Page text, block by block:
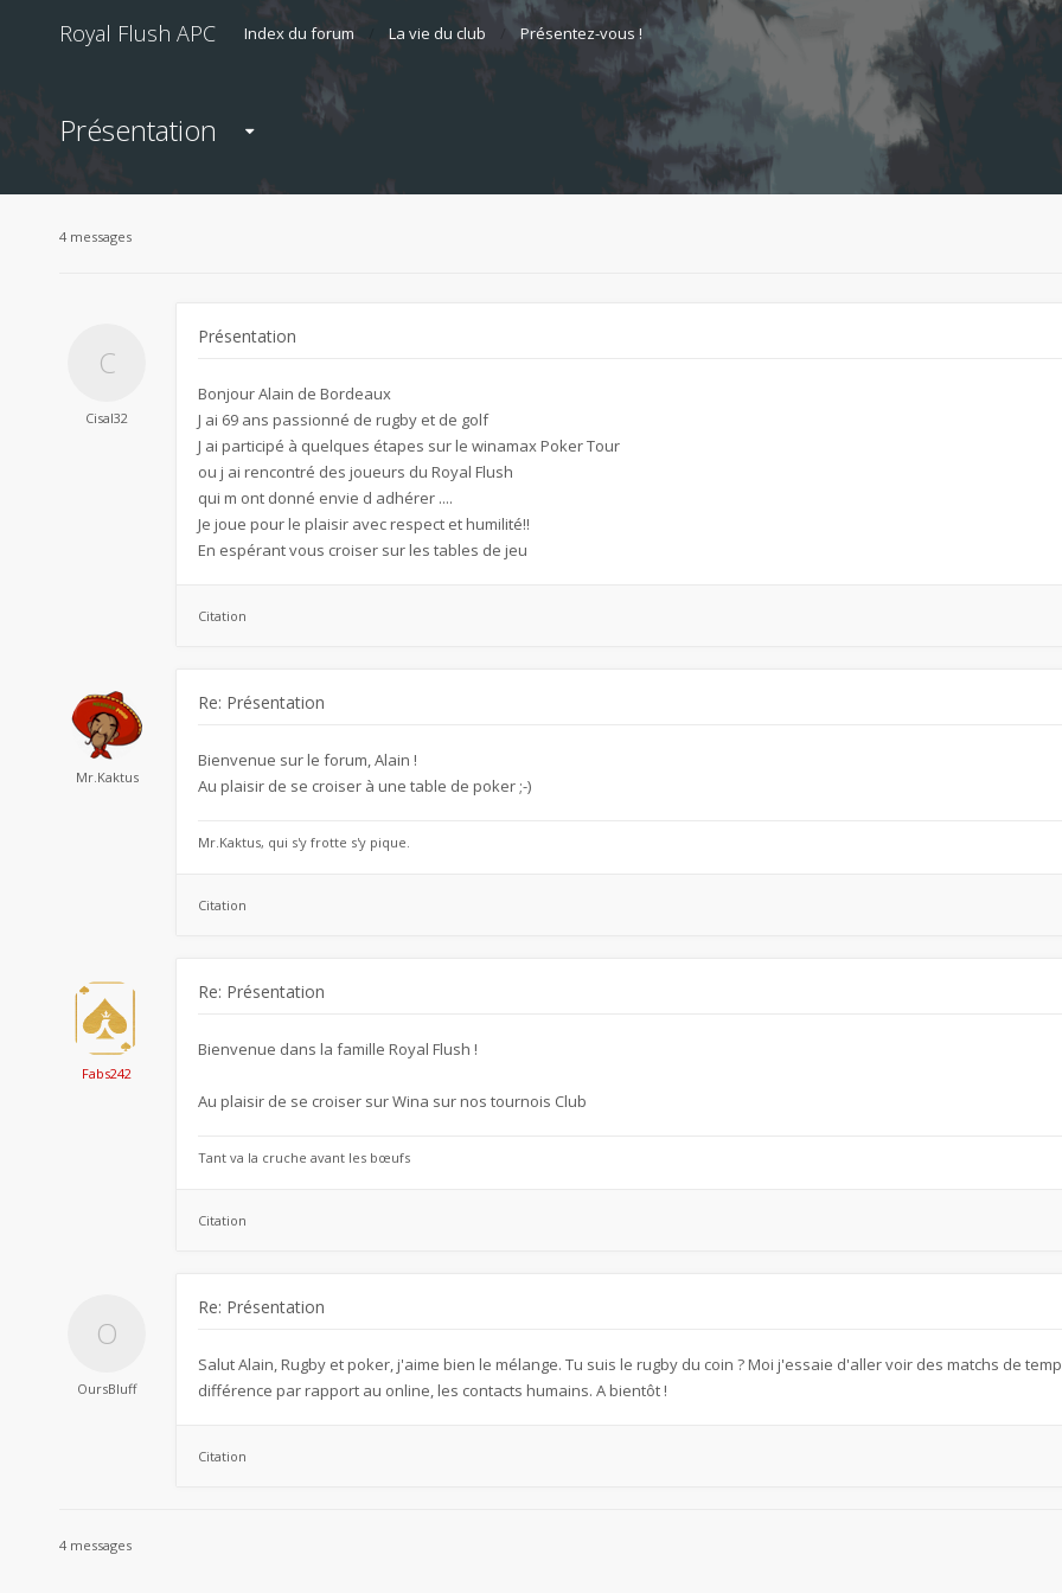
Royal Flush APC Index du forum La vie du club Présentez-vous !
Présentation
4 messages
Cisal32
Présentation
Bonjour Alain de Bordeaux
J ai 69 ans passionné de rugby et de golf
J ai participé à quelques étapes sur le winamax Poker Tour
ou j ai rencontré des joueurs du Royal Flush
qui m ont donné envie d adhérer ....
Je joue pour le plaisir avec respect et humilité!!
En espérant vous croiser sur les tables de jeu
Citation
Mr.Kaktus
Re: Présentation
Bienvenue sur le forum, Alain !
Au plaisir de se croiser à une table de poker ;-)
Mr.Kaktus, qui s'y frotte s'y pique.
Citation
Fabs242
Re: Présentation
Bienvenue dans la famille Royal Flush !
Au plaisir de se croiser sur Wina sur nos tournois Club
Tant va la cruche avant les bœufs
Citation
OursBluff
Re: Présentation
Salut Alain, Rugby et poker, j'aime bien le mélange. Tu suis le rugby du coin ? Moi j'essaie d'aller voir des matchs de
différence par rapport au online, les contacts humains. A bientôt !
Citation
4 messages